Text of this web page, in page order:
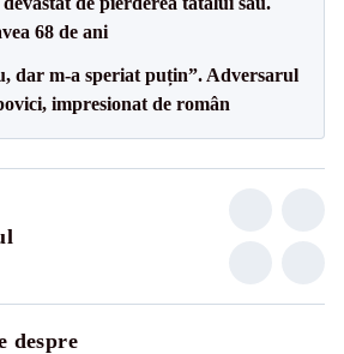
68 de ani
dar m-a speriat puțin”. Adversarul
impresionat de român
despre